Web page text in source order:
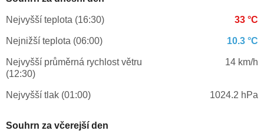
Nejvyšší teplota (16:30) 33 °C
Nejnižší teplota (06:00) 10.3 °C
Nejvyšší průměrná rychlost větru
(12:30)
14 km/h
Nejvyšší tlak (01:00) 1024.2 hPa
Souhrn za včerejší den